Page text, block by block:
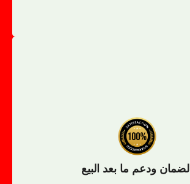
الضمان ودعم ما بعد البيع
الضمان ودعم ما بعد البيع
الضمان وخدمات ما بعد البيع